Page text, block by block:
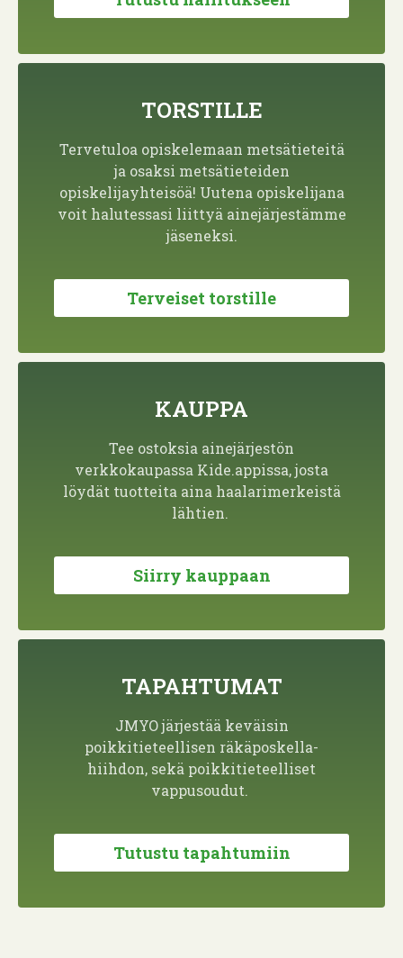
TORSTILLE
Tervetuloa opiskelemaan metsätieteitä
ja osaksi metsätieteiden
opiskelijayhteisöä! Uutena opiskelijana
voit halutessasi liittyä ainejärjestämme
jäseneksi.
Terveiset torstille
KAUPPA
Tee ostoksia ainejärjestön
verkkokaupassa Kide.appissa, josta
löydät tuotteita aina haalarimerkeistä
lähtien.
Siirry kauppaan
TAPAHTUMAT
JMYO järjestää keväisin
poikkitieteellisen räkäposkella-
hiihdon, sekä poikkitieteelliset
vappusoudut.
Tutustu tapahtumiin